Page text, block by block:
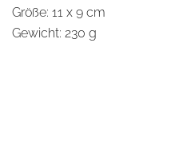
Größe: 11 x 9 cm
Gewicht: 230 g